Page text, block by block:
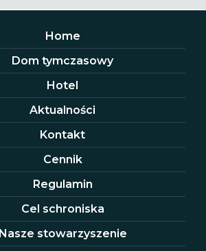
Home
Dom tymczasowy
Hotel
Aktualności
Kontakt
Cennik
Regulamin
Cel schroniska
Nasze stowarzyszenie